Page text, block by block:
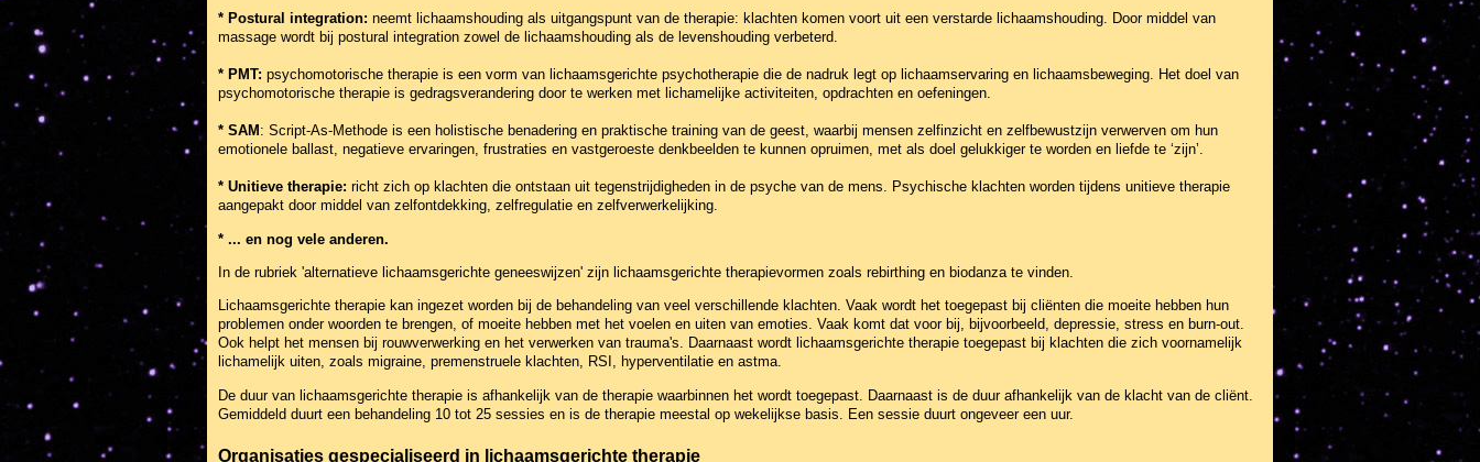
* Postural integration: neemt lichaamshouding als uitgangspunt van de therapie: klachten komen voort uit een verstarde lichaamshouding. Door middel van
massage wordt bij postural integration zowel de lichaamshouding als de levenshouding verbeterd.
* PMT: psychomotorische therapie is een vorm van lichaamsgerichte psychotherapie die de nadruk legt op lichaamservaring en lichaamsbeweging. Het doel van
psychomotorische therapie is gedragsverandering door te werken met lichamelijke activiteiten, opdrachten en oefeningen.
* SAM : Script-As-Methode is een holistische benadering en praktische training van de geest, waarbij mensen zelfinzicht en zelfbewustzijn verwerven om hun
emotionele ballast, negatieve ervaringen, frustraties en vastgeroeste denkbeelden te kunnen opruimen, met als doel gelukkiger te worden en liefde te ‘zijn’.
* Unitieve therapie: richt zich op klachten die ontstaan uit tegenstrijdigheden in de psyche van de mens. Psychische klachten worden tijdens unitieve therapie
aangepakt door middel van zelfontdekking, zelfregulatie en zelfverwerkelijking.
* ... en nog vele anderen.
In de rubriek 'alternatieve lichaamsgerichte geneeswijzen' zijn lichaamsgerichte therapievormen zoals rebirthing en biodanza te vinden.
Lichaamsgerichte therapie kan ingezet worden bij de behandeling van veel verschillende klachten. Vaak wordt het toegepast bij cliënten die moeite hebben hun
problemen onder woorden te brengen, of moeite hebben met het voelen en uiten van emoties. Vaak komt dat voor bij, bijvoorbeeld, depressie, stress en burn-out.
Ook helpt het mensen bij rouwverwerking en het verwerken van trauma's. Daarnaast wordt lichaamsgerichte therapie toegepast bij klachten die zich voornamelijk
lichamelijk uiten, zoals migraine, premenstruele klachten, RSI, hyperventilatie en astma.
De duur van lichaamsgerichte therapie is afhankelijk van de therapie waarbinnen het wordt toegepast. Daarnaast is de duur afhankelijk van de klacht van de cliënt.
Gemiddeld duurt een behandeling 10 tot 25 sessies en is de therapie meestal op wekelijkse basis. Een sessie duurt ongeveer een uur.
Organisaties gespecialiseerd in lichaamsgerichte therapie